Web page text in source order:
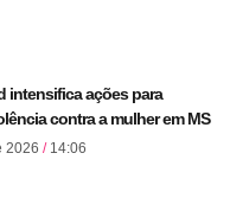
intensifica ações para
contra a mulher em MS
2026 14:06